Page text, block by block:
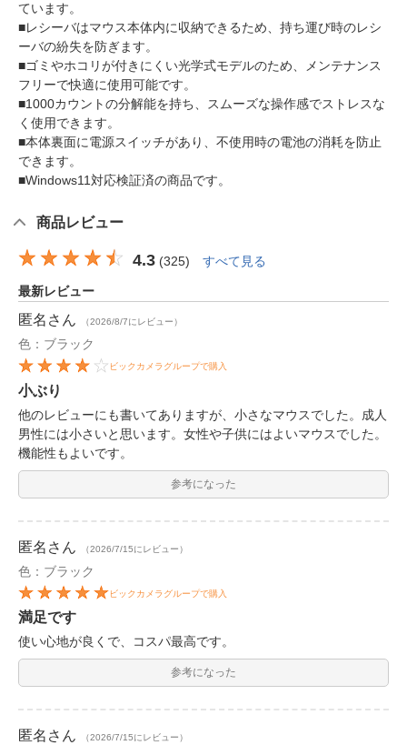
ています。
■レシーバはマウス本体内に収納できるため、持ち運び時のレシ
ーバの紛失を防ぎます。
■ゴミやホコリが付きにくい光学式モデルのため、メンテナンス
フリーで快適に使用可能です。
■1000カウントの分解能を持ち、スムーズな操作感でストレスな
く使用できます。
■本体裏面に電源スイッチがあり、不使用時の電池の消耗を防止
できます。
■Windows11対応検証済の商品です。
商品レビュー
4.3 (325) すべて見る
最新レビュー
匿名 さん （2026/8/7にレビュー）
色：ブラック
ビックカメラグループで購入
小ぶり
他のレビューにも書いてありますが、小さなマウスでした。成人
男性には小さいと思います。女性や子供にはよいマウスでした。
機能性もよいです。
参考になった
匿名 さん （2026/7/15にレビュー）
色：ブラック
ビックカメラグループで購入
満足です
使い心地が良くで、コスパ最高です。
参考になった
匿名 さん （2026/7/15にレビュー）